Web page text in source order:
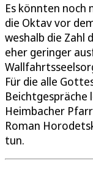
Es könnten noch
die Oktav vor
weshalb die Zahl
eher geringer
Für die alle
Beichtgespräche
Heimbacher
Roman
tun.